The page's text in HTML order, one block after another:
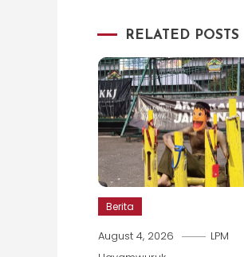
RELATED POSTS
Berita
August 4, 2026
LPM